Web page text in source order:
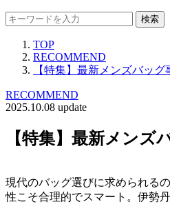
検索
TOP
RECOMMEND
【特集】最新メンズバッ
RECOMMEND
2025.10.08 update
【特集】最新メンズ
現代のバッグ選びに求められる
性こそ合理的でスマート。伊勢